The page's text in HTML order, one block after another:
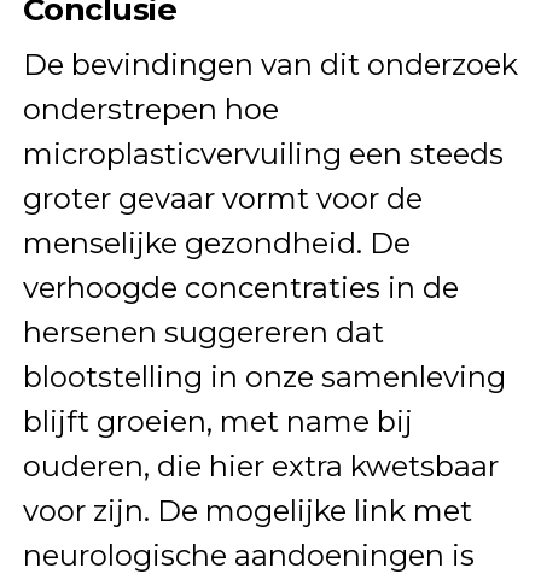
Conclusie
De bevindingen van dit onderzoek
onderstrepen hoe
microplasticvervuiling een steeds
groter gevaar vormt voor de
menselijke gezondheid. De
verhoogde concentraties in de
hersenen suggereren dat
blootstelling in onze samenleving
blijft groeien, met name bij
ouderen, die hier extra kwetsbaar
voor zijn. De mogelijke link met
neurologische aandoeningen is